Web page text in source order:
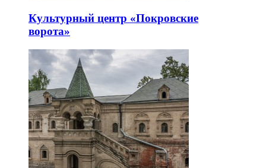
Культурный центр «Покровские
ворота»